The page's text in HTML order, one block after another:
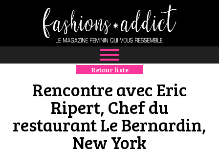
NEWS
MODE
LUXE
Retour liste
Rencontre avec Eric
Ripert, Chef du
restaurant Le Bernardin,
New York